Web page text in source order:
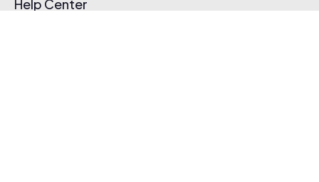
Help Center